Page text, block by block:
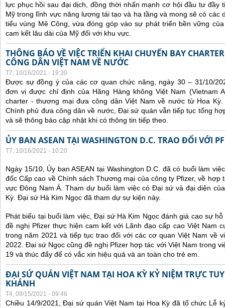
lực phục hồi sau đại dịch, đồng thời nhấn mạnh cơ hội đầu tư đầy
Mỹ trong lĩnh vực năng lượng tái tạo và hạ tầng và mong sẽ có các
tiểu vùng Mê Công, vừa đóng góp vào sự phát triển bền vững
cam kết lâu dài của Mỹ đối với khu vực.
THÔNG BÁO VỀ VIỆC TRIỂN KHAI CHUYẾN BAY
CÔNG DÂN VIỆT NAM VỀ NƯỚC
T7, 10/16/2021 - 19:30
Được sự đồng ý của các cơ quan chức năng, ngày 30 – 31/10/
đơn vị được chỉ định của Hãng Hàng không Việt Nam (Vietnam
charter - thương mại đưa công dân Việt Nam về nước từ Hoa
Chính phủ đưa công dân về nước, Đại sứ quán vẫn tiếp tục tổng
và sẽ thông báo cập nhật khi có thông tin tiếp theo.
ỦY BAN ASEAN TẠI WASHINGTON D.C. TRAO ĐỔI VỚI
T7, 10/16/2021 - 10:20
Ngày 15/10, Ủy ban ASEAN tại Washington D.C. đã có buổi làm
đốc Cấp cao về Chính sách Thương mại của công ty Pfizer, về hợp
vực Đông Nam Á. Tham dự buổi làm việc có Đại sứ và đại diện
Kỳ. Đại sứ Hà Kim Ngọc đã tham dự sự kiện này.
Phát biểu tại buổi làm việc, Đại sứ Hà Kim Ngọc đánh giá cao sự
đề nghị Pfizer thực hiện cam kết với Lãnh đạo cấp cao Việt Nam
trong năm 2021 và tiếp tục trao đổi với các cơ quan Việt Nam về
2022. Đại sứ Ngọc cũng đề nghị Pfizer hợp tác với Việt Nam trong
19 và thúc đẩy để có vắc xin hiệu quả và an toàn cho trẻ em.
ĐẠI SỨ QUÁN VIỆT NAM TẠI HOA KỲ KỶ NIỆM TRỰC
KHÁNH
T4, 09/15/2021 - 09:46
Chiều 14/9/2021, Đại sứ quán Việt Nam tại Hoa Kỳ đã tổ chức Lễ